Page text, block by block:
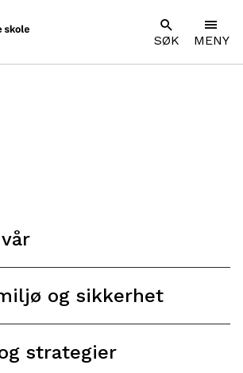
SØK MENY
og sikkerhet
strategier